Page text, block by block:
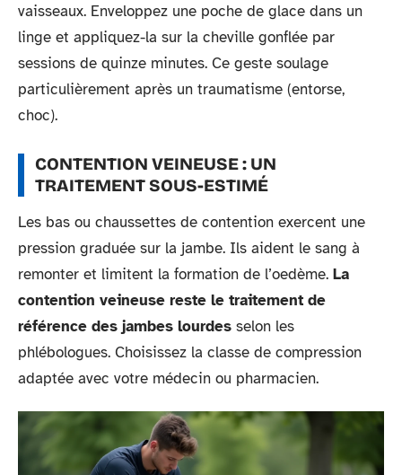
vaisseaux. Enveloppez une poche de glace dans un
linge et appliquez-la sur la cheville gonflée par
sessions de quinze minutes. Ce geste soulage
particulièrement après un traumatisme (entorse,
choc).
CONTENTION VEINEUSE : UN
TRAITEMENT SOUS-ESTIMÉ
Les bas ou chaussettes de contention exercent une
pression graduée sur la jambe. Ils aident le sang à
remonter et limitent la formation de l’oedème. La
contention veineuse reste le traitement de
référence des jambes lourdes selon les
phlébologues. Choisissez la classe de compression
adaptée avec votre médecin ou pharmacien.